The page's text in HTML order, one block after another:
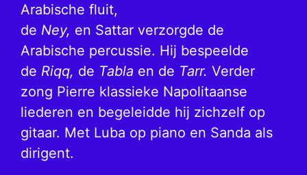
Arabische fluit,
de Ney, en Sattar verzorgde de
Arabische percussie. Hij bespeelde
de Riqq, de Tabla en de Tarr. Verder
zong Pierre klassieke Napolitaanse
liederen en begeleidde hij zichzelf op
gitaar. Met Luba op piano en Sanda als
dirigent.